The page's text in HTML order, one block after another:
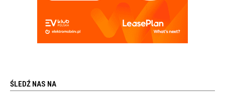
ŚLEDŹ NAS NA